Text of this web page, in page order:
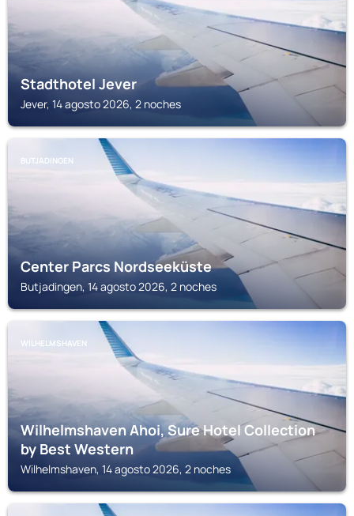
Stadthotel Jever
Jever, 14 agosto 2026, 2 noches
BUTJADINGEN
Center Parcs Nordseeküste
Butjadingen, 14 agosto 2026, 2 noches
WILHELMSHAVEN
Wilhelmshaven Ahoi, Sure Hotel Collection
by Best Western
Wilhelmshaven, 14 agosto 2026, 2 noches